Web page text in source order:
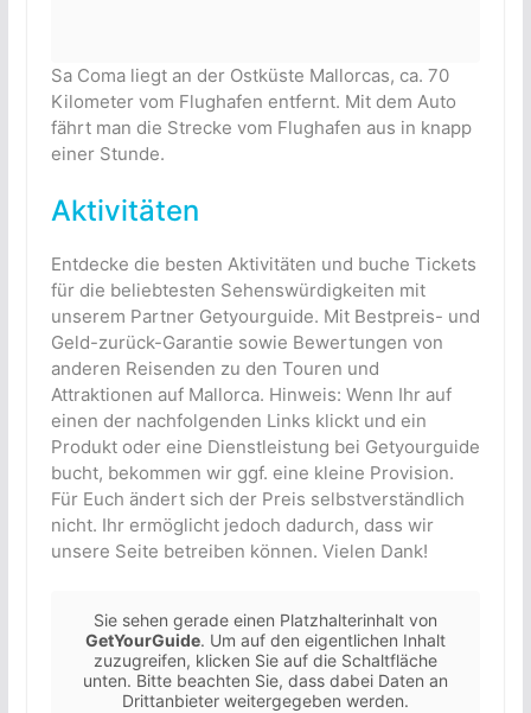
Sa Coma liegt an der Ostküste Mallorcas, ca. 70
Kilometer vom Flughafen entfernt. Mit dem Auto
fährt man die Strecke vom Flughafen aus in knapp
einer Stunde.
Aktivitäten
Entdecke die besten Aktivitäten und buche Tickets
für die beliebtesten Sehenswürdigkeiten mit
unserem Partner Getyourguide. Mit Bestpreis- und
Geld-zurück-Garantie sowie Bewertungen von
anderen Reisenden zu den Touren und
Attraktionen auf Mallorca. Hinweis: Wenn Ihr auf
einen der nachfolgenden Links klickt und ein
Produkt oder eine Dienstleistung bei Getyourguide
bucht, bekommen wir ggf. eine kleine Provision.
Für Euch ändert sich der Preis selbstverständlich
nicht. Ihr ermöglicht jedoch dadurch, dass wir
unsere Seite betreiben können. Vielen Dank!
Sie sehen gerade einen Platzhalterinhalt von
GetYourGuide. Um auf den eigentlichen Inhalt
zuzugreifen, klicken Sie auf die Schaltfläche
unten. Bitte beachten Sie, dass dabei Daten an
Drittanbieter weitergegeben werden.